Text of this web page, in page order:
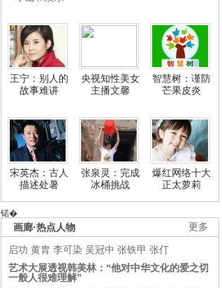
王宁：别人的
故事难讲
央视知性美女
主播文馨
智慧树：谨防
芒果皮炎
宋英杰：古人
描述处暑
张泉灵：完成
冰桶挑战
爆红网络十大
正太萝莉
锘�
更多
画廊·热点人物
启功 黄胄 李可染 吴冠中 张铁甲 张仃
艺术大展透视韩美林：“他对中华文化的爱之切
一般人很难理解”